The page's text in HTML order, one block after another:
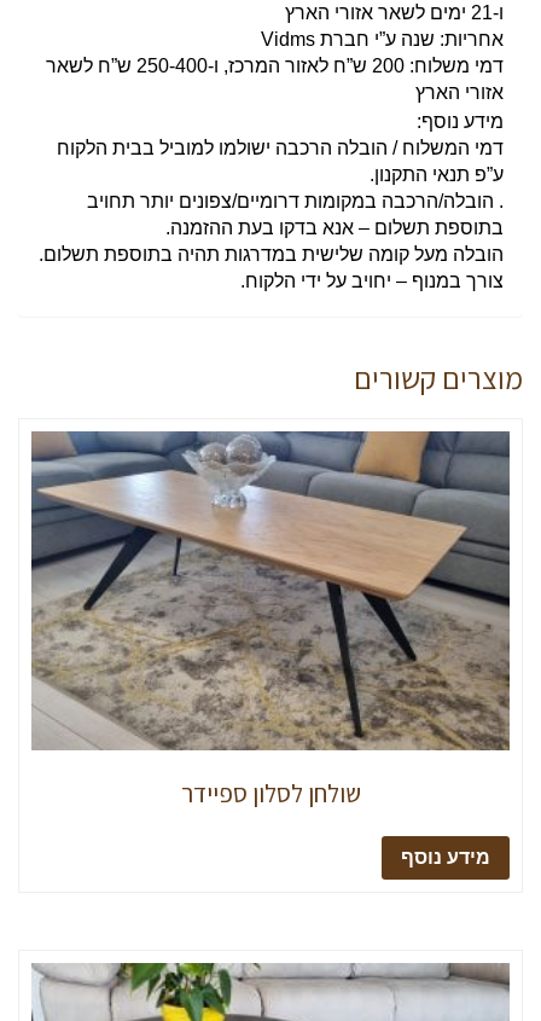
ו-21 ימים לשאר אזורי הארץ
אחריות: שנה ע”י חברת Vidms
דמי משלוח: 200 ש”ח לאזור המרכז, ו-250-400 ש”ח לשאר
אזורי הארץ
מידע נוסף:
דמי המשלוח / הובלה הרכבה ישולמו למוביל בבית הלקוח
ע”פ תנאי התקנון.
. הובלה/הרכבה במקומות דרומיים/צפונים יותר תחויב
בתוספת תשלום – אנא בדקו בעת ההזמנה.
הובלה מעל קומה שלישית במדרגות תהיה בתוספת תשלום.
צורך במנוף – יחויב על ידי הלקוח.
מוצרים קשורים
שולחן לסלון ספיידר
מידע נוסף